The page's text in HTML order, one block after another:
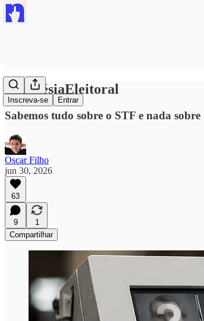
Inscreva-se Entrar
#AmnésiaEleitoral
Sabemos tudo sobre o STF e nada
Oscar Filho
jun 30, 2026
63
9
1
Compartilhar